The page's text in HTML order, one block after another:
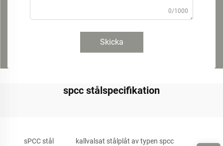
0/1000
Skicka
spcc stålspecifikation
sPCC stål kallvalsat stålplåt av typen spcc